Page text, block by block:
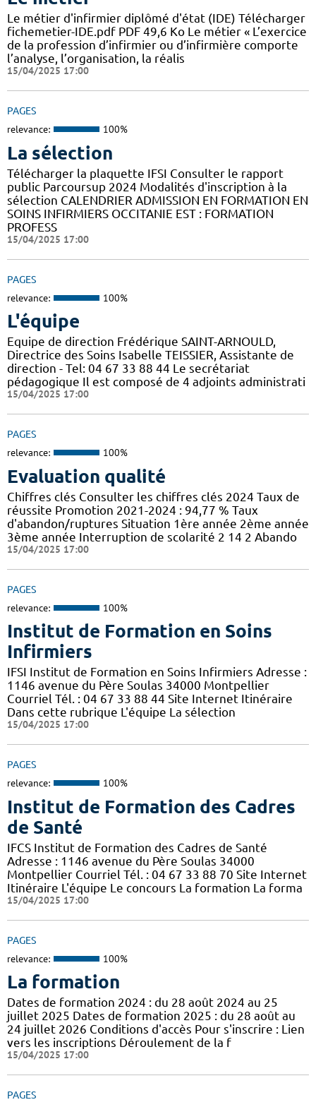
Le métier d'infirmier diplômé d'état (IDE) Télécharger
fichemetier-IDE.pdf PDF 49,6 Ko Le métier « L’exercice
de la profession d’infirmier ou d’infirmière comporte
l’analyse, l’organisation, la réalis
15/04/2025 17:00
PAGES
relevance: 100%
La sélection
Télécharger la plaquette IFSI Consulter le rapport
public Parcoursup 2024 Modalités d'inscription à la
sélection CALENDRIER ADMISSION EN FORMATION EN
SOINS INFIRMIERS OCCITANIE EST : FORMATION
PROFESS
15/04/2025 17:00
PAGES
relevance: 100%
L'équipe
Equipe de direction Frédérique SAINT-ARNOULD,
Directrice des Soins Isabelle TEISSIER, Assistante de
direction - Tel: 04 67 33 88 44 Le secrétariat
pédagogique Il est composé de 4 adjoints administrati
15/04/2025 17:00
PAGES
relevance: 100%
Evaluation qualité
Chiffres clés Consulter les chiffres clés 2024 Taux de
réussite Promotion 2021-2024 : 94,77 % Taux
d'abandon/ruptures Situation 1ère année 2ème année
3ème année Interruption de scolarité 2 14 2 Abando
15/04/2025 17:00
PAGES
relevance: 100%
Institut de Formation en Soins
Infirmiers
IFSI Institut de Formation en Soins Infirmiers Adresse :
1146 avenue du Père Soulas 34000 Montpellier
Courriel Tél. : 04 67 33 88 44 Site Internet Itinéraire
Dans cette rubrique L'équipe La sélection
15/04/2025 17:00
PAGES
relevance: 100%
Institut de Formation des Cadres
de Santé
IFCS Institut de Formation des Cadres de Santé
Adresse : 1146 avenue du Père Soulas 34000
Montpellier Courriel Tél. : 04 67 33 88 70 Site Internet
Itinéraire L'équipe Le concours La formation La forma
15/04/2025 17:00
PAGES
relevance: 100%
La formation
Dates de formation 2024 : du 28 août 2024 au 25
juillet 2025 Dates de formation 2025 : du 28 août au
24 juillet 2026 Conditions d'accès Pour s'inscrire : Lien
vers les inscriptions Déroulement de la f
15/04/2025 17:00
PAGES